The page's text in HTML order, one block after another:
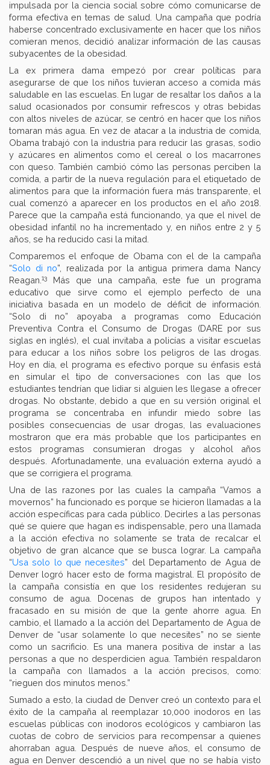
impulsada por la ciencia social sobre cómo comunicarse de
forma efectiva en temas de salud. Una campaña que podría
haberse concentrado exclusivamente en hacer que los niños
comieran menos, decidió analizar información de las causas
subyacentes de la obesidad.
La ex primera dama empezó por crear políticas para
asegurarse de que los niños tuvieran acceso a comida más
saludable en las escuelas. En lugar de resaltar los daños a la
salud ocasionados por consumir refrescos y otras bebidas
con altos niveles de azúcar, se centró en hacer que los niños
tomaran más agua. En vez de atacar a la industria de comida,
Obama trabajó con la industria para reducir las grasas, sodio
y azúcares en alimentos como el cereal o los macarrones
con queso. También cambió cómo las personas perciben la
comida, a partir de la nueva regulación para el etiquetado de
alimentos para que la información fuera más transparente, el
cual comenzó a aparecer en los productos en el año 2018.
Parece que la campaña está funcionando, ya que el nivel de
obesidad infantil no ha incrementado y, en niños entre 2 y 5
años, se ha reducido casi la mitad.
Comparemos el enfoque de Obama con el de la campaña
“Solo di no”, realizada por la antigua primera dama Nancy
Reagan. 13
Más que una campaña, este fue un programa
educativo que sirve como el ejemplo perfecto de una
iniciativa basada en un modelo de déficit de información.
“Solo di no” apoyaba a programas como Educación
Preventiva Contra el Consumo de Drogas (DARE por sus
siglas en inglés), el cual invitaba a policías a visitar escuelas
para educar a los niños sobre los peligros de las drogas.
Hoy en día, el programa es efectivo porque su énfasis está
en simular el tipo de conversaciones con las que los
estudiantes tendrían que lidiar si alguien les llegase a ofrecer
drogas. No obstante, debido a que en su versión original el
programa se concentraba en infundir miedo sobre las
posibles consecuencias de usar drogas, las evaluaciones
mostraron que era más probable que los participantes en
estos programas consumieran drogas y alcohol años
después. Afortunadamente, una evaluación externa ayudó a
que se corrigiera el programa.
Una de las razones por las cuales la campaña “Vamos a
movernos” ha funcionado es porque se hicieron llamadas a la
acción específicas para cada público. Decirles a las personas
qué se quiere que hagan es indispensable, pero una llamada
a la acción efectiva no solamente se trata de recalcar el
objetivo de gran alcance que se busca lograr. La campaña
“Usa solo lo que necesites” del Departamento de Agua de
Denver logró hacer esto de forma magistral. El propósito de
la campaña consistía en que los residentes redujeran su
consumo de agua. Docenas de grupos han intentado y
fracasado en su misión de que la gente ahorre agua. En
cambio, el llamado a la acción del Departamento de Agua de
Denver de “usar solamente lo que necesites” no se siente
como un sacrificio. Es una manera positiva de instar a las
personas a que no desperdicien agua. También respaldaron
la campaña con llamados a la acción precisos, como:
“rieguen dos minutos menos.”
Sumado a esto, la ciudad de Denver creó un contexto para el
éxito de la campaña al reemplazar 10,000 inodoros en las
escuelas públicas con inodoros ecológicos y cambiaron las
cuotas de cobro de servicios para recompensar a quienes
ahorraban agua. Después de nueve años, el consumo de
agua en Denver descendió a un nivel que no se había visto